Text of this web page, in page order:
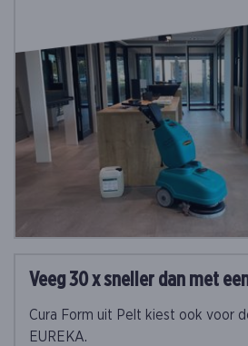
Veeg 30 x sneller dan met
Cura Form uit Pelt kiest ook voor
EUREKA.